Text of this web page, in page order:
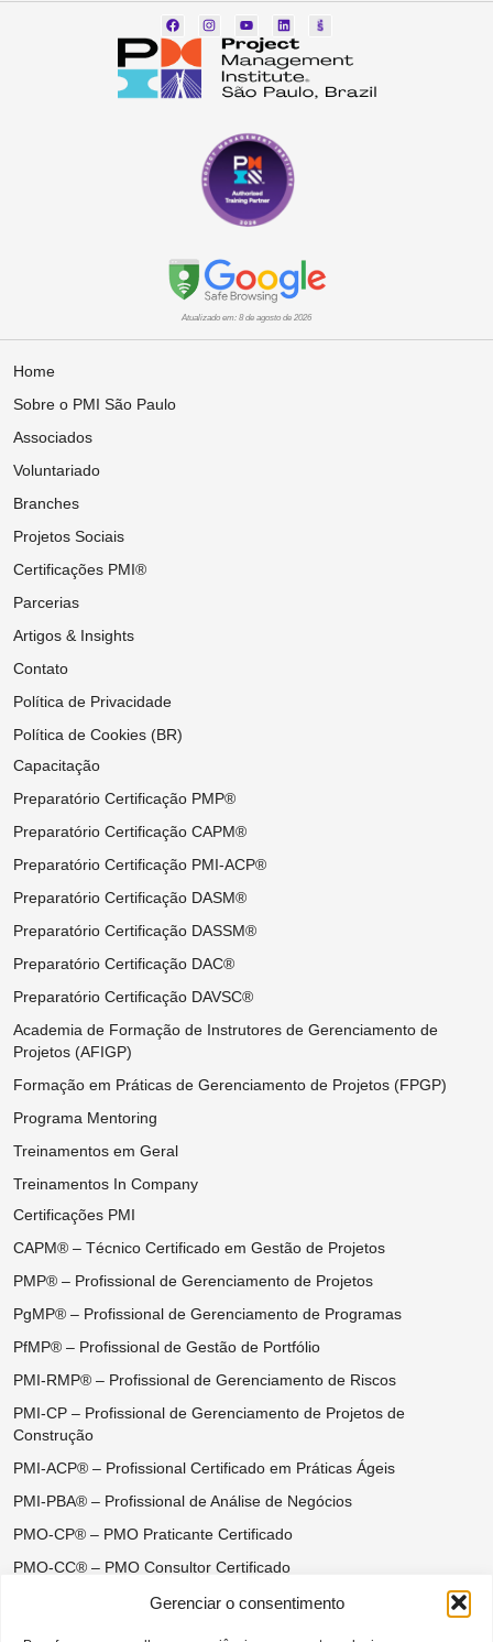
Gerenciar o consentimento
Atualizado em: 8 de agosto de 2026
Home
Sobre o PMI São Paulo
Associados
Voluntariado
Branches
Projetos Sociais
Certificações PMI®
Parcerias
Artigos & Insights
Contato
Política de Privacidade
Política de Cookies (BR)
Capacitação
Preparatório Certificação PMP®
Preparatório Certificação CAPM®
Preparatório Certificação PMI-ACP®
Preparatório Certificação DASM®
Preparatório Certificação DASSM®
Preparatório Certificação DAC®
Preparatório Certificação DAVSC®
Academia de Formação de Instrutores de Gerenciamento de
Projetos (AFIGP)
Formação em Práticas de Gerenciamento de Projetos (FPGP)
Programa Mentoring
Treinamentos em Geral
Treinamentos In Company
Certificações PMI
CAPM® – Técnico Certificado em Gestão de Projetos
PMP® – Profissional de Gerenciamento de Projetos
PgMP® – Profissional de Gerenciamento de Programas
PfMP® – Profissional de Gestão de Portfólio
PMI-RMP® – Profissional de Gerenciamento de Riscos
PMI-CP – Profissional de Gerenciamento de Projetos de
Construção
PMI-ACP® – Profissional Certificado em Práticas Ágeis
PMI-PBA® – Profissional de Análise de Negócios
PMO-CP® – PMO Praticante Certificado
PMO-CC® – PMO Consultor Certificado
Certificações do Ágil Disciplinado